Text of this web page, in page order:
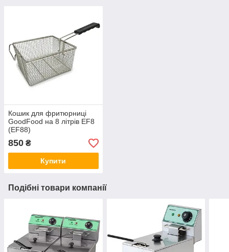
Кошик для фритюрниці
GoodFood на 8 літрів EF8
(EF88)
850 ₴
Купити
Подібні товари компанії